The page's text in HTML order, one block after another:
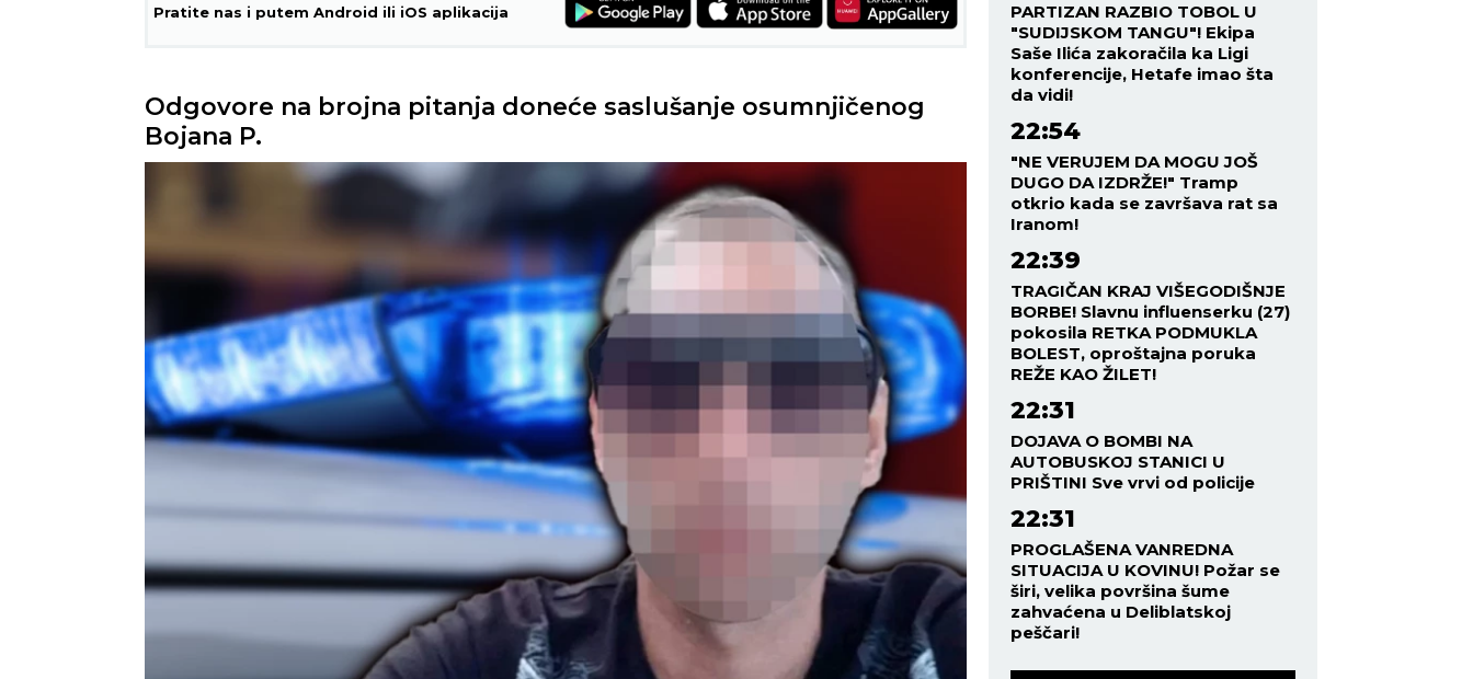
Pratite nas i putem Android ili iOS aplikacija
Odgovore na brojna pitanja doneće saslušanje osumnjičenog
Bojana P.
PARTIZAN RAZBIO TOBOL U
"SUDIJSKOM TANGU"! Ekipa
Saše Ilića zakoračila ka Ligi
konferencije, Hetafe imao šta
da vidi!
22:54
"NE VERUJEM DA MOGU JOŠ
DUGO DA IZDRŽE!" Tramp
otkrio kada se završava rat sa
Iranom!
22:39
TRAGIČAN KRAJ VIŠEGODIŠNJE
BORBE! Slavnu influenserku (27)
pokosila RETKA PODMUKLA
BOLEST, oproštajna poruka
REŽE KAO ŽILET!
22:31
DOJAVA O BOMBI NA
AUTOBUSKOJ STANICI U
PRIŠTINI Sve vrvi od policije
22:31
PROGLAŠENA VANREDNA
SITUACIJA U KOVINU! Požar se
širi, velika površina šume
zahvaćena u Deliblatskoj
peščari!